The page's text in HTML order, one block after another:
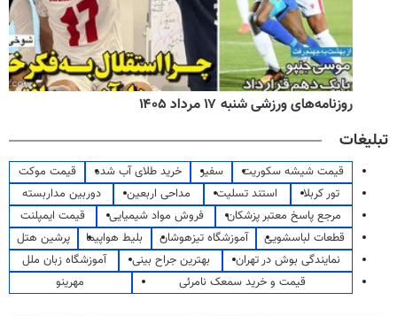
روزنامه‌های ورزشی شنبه ۱۷ مرداد ۱۴۰۵
تبلیغات
قیمت شیشه سکوریت سفیر خرید طلای آب شده
قیمت موکت
تور کربلا
استند تسلیت مداحی اربعین
دوربین مداربسته
مرجع پاسخ معتبر پزشکان
فروش مواد شیمیایی
قیمت ایمپلنت
قطعات لباسشویی
آموزشگاه تیزهوشان بلیط هواپیما
پرشین هتل
نمایندگی بوش در تهران
بهترین جراح بینی
آموزشگاه زبان ملل
قیمت و خرید سمعک نامرئی
مهرینو